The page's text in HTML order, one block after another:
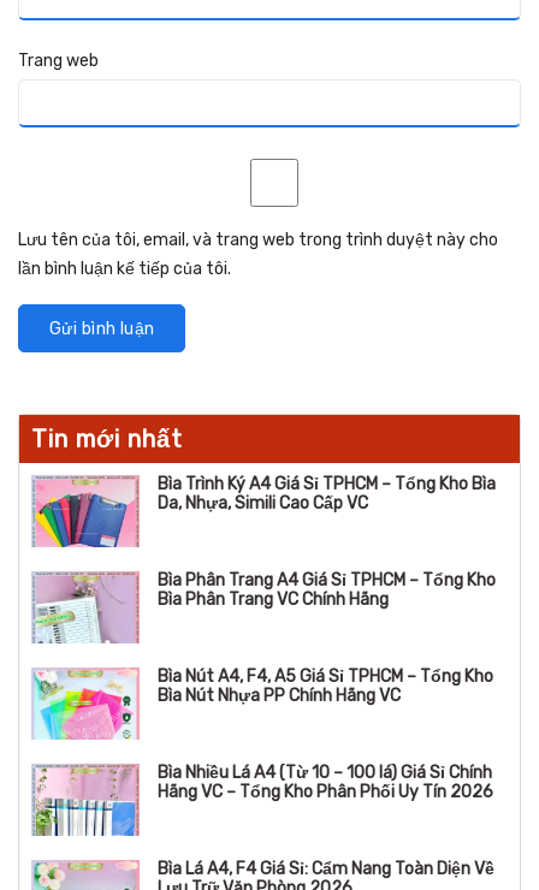
Trang web
Lưu tên của tôi, email, và trang web trong trình duyệt này cho
lần bình luận kế tiếp của tôi.
Tin mới nhất
Bìa Trình Ký A4 Giá Sỉ TPHCM – Tổng Kho Bìa
Da, Nhựa, Simili Cao Cấp VC
Bìa Phân Trang A4 Giá Sỉ TPHCM – Tổng Kho
Bìa Phân Trang VC Chính Hãng
Bìa Nút A4, F4, A5 Giá Sỉ TPHCM – Tổng Kho
Bìa Nút Nhựa PP Chính Hãng VC
Bìa Nhiều Lá A4 (Từ 10 – 100 lá) Giá Sỉ Chính
Hãng VC – Tổng Kho Phân Phối Uy Tín 2026
Bìa Lá A4, F4 Giá Sỉ: Cẩm Nang Toàn Diện Về